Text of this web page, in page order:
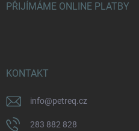
PŘIJÍMÁME ONLINE PLATBY
KONTAKT
info@petreq.cz
283 882 828